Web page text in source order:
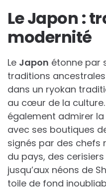
Le Japon :
modernité
Le Japon étonne par
traditions
dans un ryokan
au cœur de la
également admirer
avec ses boutiques
signés par des chefs
du pays, des
jusqu’aux néons de
toile de fond